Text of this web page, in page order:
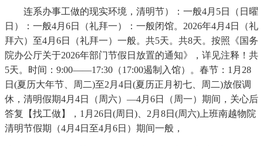
连系办事工做的现实环境，清明节）：一般4月5日（日曜
日）：一般4月6日（礼拜一）：一般闭馆。2026年4月4日（礼
拜六）至4月6日（礼拜一）一般。共5天。共8天。按照《国务
院办公厅关于2026年部门节假日放置的通知》，详见注释！共
5天。时间：9:00——17:30（17:00遏制入馆）。春节：1月28
日(夏历大年节、周二)至2月4日(夏历正月初七、周二)放假调
休，清明假期4月4日（周六）—4月6日（周一）期间，关心后
答复【找工做】，1月26日(周日)、2月8日(周六)上班南越物院
清明节假期（4月4日至4月6日）期间一般，